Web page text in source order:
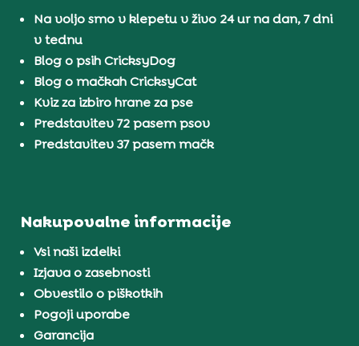
Na voljo smo v klepetu v živo 24 ur na dan, 7 dni
v tednu
Blog o psih CricksyDog
Blog o mačkah CricksyCat
Kviz za izbiro hrane za pse
Predstavitev 72 pasem psov
Predstavitev 37 pasem mačk
Nakupovalne informacije
Vsi naši izdelki
Izjava o zasebnosti
Obvestilo o piškotkih
Pogoji uporabe
Garancija